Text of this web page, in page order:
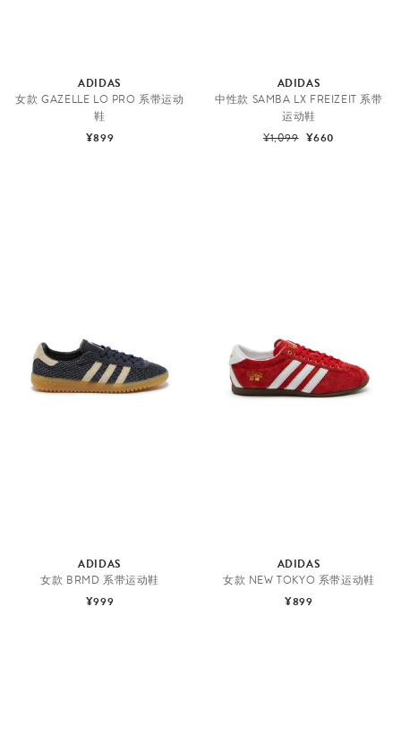
ADIDAS
女款 GAZELLE LO PRO 系带运动
鞋
¥899
ADIDAS
中性款 SAMBA LX FREIZEIT 系带
运动鞋
¥1,099 ¥660
ADIDAS
女款 BRMD 系带运动鞋
¥999
ADIDAS
女款 NEW TOKYO 系带运动鞋
¥899